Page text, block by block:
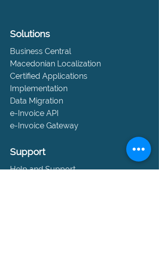
Solutions
Business Central
Macedonian Localization
Certified Applications
Implementation
Data Migration
e-Invoice API
e-Invoice Gateway
Support
Help and Support